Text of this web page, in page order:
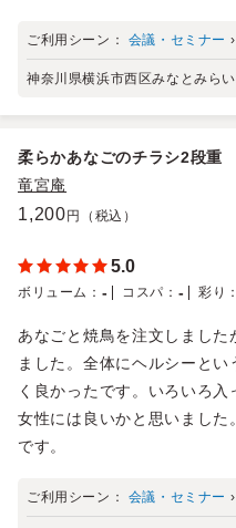
ご利用シーン： 会議・セミナー ›
神奈川県横浜市西区みなとみらい
柔らかあなごのチラシ2段重
竜宮庵
1,200円（税込）
5.0
ボリューム ： - コスパ ： - 彩り
あなごと焼鳥を注文しました
ました。全体にヘルシーと
く良かったです。いろいろ
女性には良いかと思いました
です。
ご利用シーン： 会議・セミナー ›